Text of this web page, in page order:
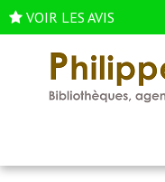
VOIR LES AVIS